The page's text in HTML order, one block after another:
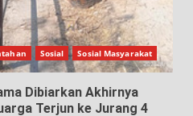
Sosial Sosial Masyarakat
Dibiarkan Akhirnya
Terjun ke Jurang 4